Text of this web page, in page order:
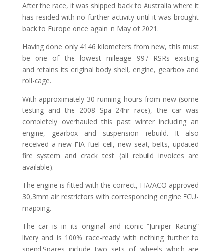
After the race, it was shipped back to Australia where it
has resided with no further activity until it was brought
back to Europe once again in May of 2021.
Having done only 4146 kilometers from new, this must
be one of the lowest mileage 997 RSRs existing
and retains its original body shell, engine, gearbox and
roll-cage.
With approximately 30 running hours from new (some
testing and the 2008 Spa 24hr race), the car was
completely overhauled this past winter including an
engine, gearbox and suspension rebuild. It also
received a new FIA fuel cell, new seat, belts, updated
fire system and crack test (all rebuild invoices are
available).
The engine is fitted with the correct, FIA/ACO approved
30,3mm air restrictors with corresponding engine ECU-
mapping.
The car is in its original and iconic “Juniper Racing”
livery and is 100% race-ready with nothing further to
spend.Spares include two sets of wheels which are